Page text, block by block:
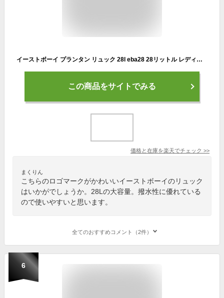
イーストボーイ プランタン リュック 28l eba28 28リットル レディース 高校生 女の子 スポーツ 女子 かわいい スクールバッグ 中学生 通学 大容量 A4 無地 撥水 人気 おしゃれ レインカバー 学校 リュックサック EBA28 正規販売店 スクールリュック スクバ
この商品をサイトでみる
価格と在庫を楽天でチェック >>
まくりん
こちらのロゴマークがかわいいイーストボーイのリュック
はいかがでしょうか。28Lの大容量。撥水性に優れている
ので使いやすいと思います。
全てのおすすめコメント（2件）
6